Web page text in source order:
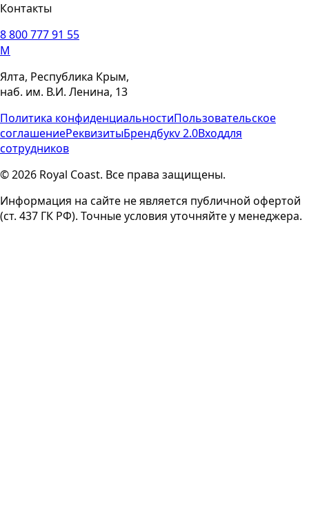
Контакты
8 800 777 91 55
M
Ялта, Республика Крым,
наб. им. В.И. Ленина, 13
Политика конфиденциальностиПользовательское
соглашениеРеквизитыБрендбукv 2.0Входдля
сотрудников
© 2026 Royal Coast. Все права защищены.
Информация на сайте не является публичной офертой
(ст. 437 ГК РФ). Точные условия уточняйте у менеджера.